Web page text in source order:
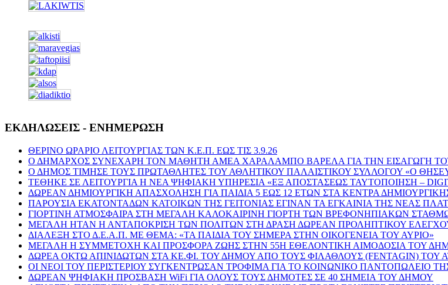
ΕΚΔΗΛΩΣΕΙΣ - ΕΝΗΜΕΡΩΣΗ
ΘΕΡΙΝΟ ΩΡΑΡΙΟ ΛΕΙΤΟΥΡΓΙΑΣ ΤΩΝ Κ.Ε.Π. ΕΩΣ ΤΙΣ 3.9.26
Ο ΔΗΜΑΡΧΟΣ ΣΥΝΕΧΑΡΗ ΤΟΝ ΜΑΘΗΤΗ ΑΜΕΑ ΧΑΡΑΛΑΜΠΟ ΒΑΡΕΛΑ ΓΙΑ ΤΗΝ ΕΙΣΑΓΩΓΗ
Ο ΔΗΜΟΣ ΤΙΜΗΣΕ ΤΟΥΣ ΠΡΩΤΑΘΛΗΤΕΣ ΤΟΥ ΑΘΛΗΤΙΚΟΥ ΠΑΛΑΙΣΤΙΚΟΥ ΣΥΛΛΟΓΟΥ «Ο
ΤΕΘΗΚΕ ΣΕ ΛΕΙΤΟΥΡΓΙΑ Η ΝΕΑ ΨΗΦΙΑΚΗ ΥΠΗΡΕΣΙΑ «ΕΞ ΑΠΟΣΤΑΣΕΩΣ ΤΑΥΤΟΠΟΙΗΣΗ –
ΔΩΡΕΑΝ ΔΗΜΙΟΥΡΓΙΚΗ ΑΠΑΣΧΟΛΗΣΗ ΓΙΑ ΠΑΙΔΙΑ 5 ΕΩΣ 12 ΕΤΩΝ ΣΤΑ ΚΕΝΤΡΑ
ΠΑΡΟΥΣΙΑ ΕΚΑΤΟΝΤΑΔΩΝ ΚΑΤΟΙΚΩΝ ΤΗΣ ΓΕΙΤΟΝΙΑΣ ΕΓΙΝΑΝ ΤΑ ΕΓΚΑΙΝΙΑ ΤΗΣ ΝΕΑΣ
ΓΙΟΡΤΙΝΗ ΑΤΜΟΣΦΑΙΡΑ ΣΤΗ ΜΕΓΑΛΗ ΚΑΛΟΚΑΙΡΙΝΗ ΓΙΟΡΤΗ ΤΩΝ ΒΡΕΦΟΝΗΠΙΑΚΩΝ
ΜΕΓΑΛΗ ΗΤΑΝ Η ΑΝΤΑΠΟΚΡΙΣΗ ΤΩΝ ΠΟΛΙΤΩΝ ΣΤΗ ΔΡΑΣΗ ΔΩΡΕΑΝ ΠΡΟΛΗΠΤΙΚΟΥ
ΔΙΑΛΕΞΗ ΣΤΟ Δ.Ε.Α.Π. ΜΕ ΘΕΜΑ: «ΤΑ ΠΑΙΔΙΑ ΤΟΥ ΣΗΜΕΡΑ ΣΤΗΝ ΟΙΚΟΓΕΝΕΙΑ ΤΟΥ ΑΥΡΙΟ»
ΜΕΓΑΛΗ Η ΣΥΜΜΕΤΟΧΗ ΚΑΙ ΠΡΟΣΦΟΡΑ ΖΩΗΣ ΣΤΗΝ 55Η ΕΘΕΛΟΝΤΙΚΗ ΑΙΜΟΔΟΣΙΑ ΤΟΥ
ΔΩΡΕΑ ΟΚΤΩ ΑΠΙΝΙΔΩΤΩΝ ΣΤΑ ΚΕ.ΦΙ. ΤΟΥ ΔΗΜΟΥ ΑΠΟ ΤΟΥΣ ΦΙΛΑΘΛΟΥΣ (FENTAGIN) ΤΟΥ
ΟΙ ΝΕΟΙ ΤΟΥ ΠΕΡΙΣΤΕΡΙΟΥ ΣΥΓΚΕΝΤΡΩΣΑΝ ΤΡΟΦΙΜΑ ΓΙΑ ΤΟ ΚΟΙΝΩΝΙΚΟ ΠΑΝΤΟΠΩΛΕΙΟ
ΔΩΡΕΑΝ ΨΗΦΙΑΚΗ ΠΡΟΣΒΑΣΗ WiFi ΓΙΑ ΟΛΟΥΣ ΤΟΥΣ ΔΗΜΟΤΕΣ ΣΕ 40 ΣΗΜΕΙΑ ΤΟΥ ΔΗΜΟΥ